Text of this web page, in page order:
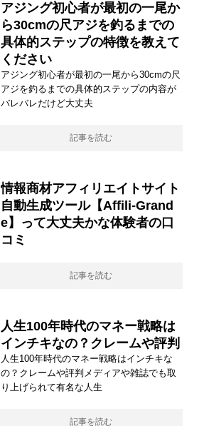
アジング初心者が最初の一尾か
ら30cmの尺アジを釣るまでの
具体的ステップの特徴を教えて
ください
アジング初心者が最初の一尾から30cmの尺
アジを釣るまでの具体的ステップの内容が
バレバレだけど大丈夫
記事を読む
情報商材アフィリエイトサイト
自動生成ツール【Affili-Grand
e】って大丈夫かな体験者の口
コミ
記事を読む
人生100年時代のマネー戦略は
インチキなの？クレームや評判
人生100年時代のマネー戦略はインチキな
の？クレームや評判メディアや雑誌でも取
り上げられて有名な人生
記事を読む